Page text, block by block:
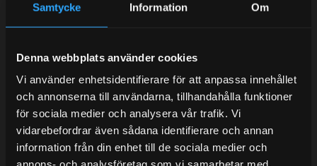
Samtycke Information Om
Denna webbplats använder cookies
Vi använder enhetsidentifierare för att anpassa innehållet
och annonserna till användarna, tillhandahålla funktioner
för sociala medier och analysera vår trafik. Vi
vidarebefordrar även sådana identifierare och annan
information från din enhet till de sociala medier och
Tel: 031- 51 66 60
BLOG